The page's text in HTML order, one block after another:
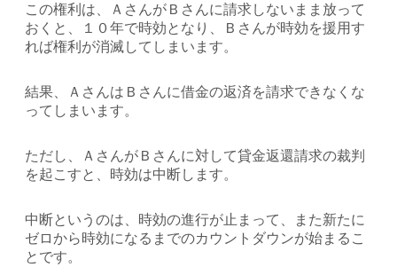
この権利は、ＡさんがＢさんに請求しないまま放って
おくと、１０年で時効となり、Ｂさんが時効を援用す
れば権利が消滅してしまいます。
結果、ＡさんはＢさんに借金の返済を請求できなくな
ってしまいます。
ただし、ＡさんがＢさんに対して貸金返還請求の裁判
を起こすと、時効は中断します。
中断というのは、時効の進行が止まって、また新たに
ゼロから時効になるまでのカウントダウンが始まるこ
とです。